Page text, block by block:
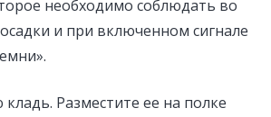
необходимо соблюдать во
и при включенном сигнале
Разместите ее на полке